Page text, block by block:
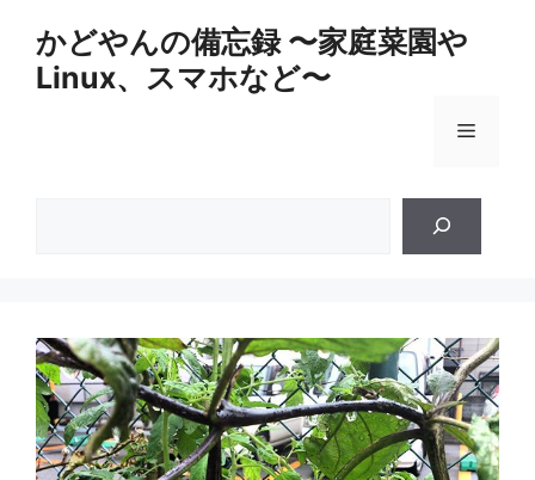
かどやんの備忘録 〜家庭菜園や
Linux、スマホなど〜
メ
ニ
ー